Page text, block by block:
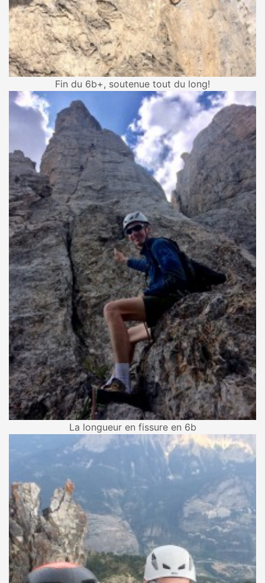
Fin du 6b+, soutenue tout du long!
La longueur en fissure en 6b